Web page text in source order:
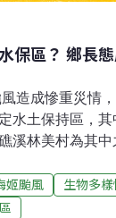
保區？ 鄉長
造成慘重災情
水土保持區，其
溪林美村為其
回應。縣府農業
潛勢溪流，但
姬颱風 生物多樣